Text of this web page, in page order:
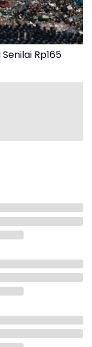
Rp165
tembakau
mengatakan
bersama Kejaksaan
Rabu (31/7/2024).